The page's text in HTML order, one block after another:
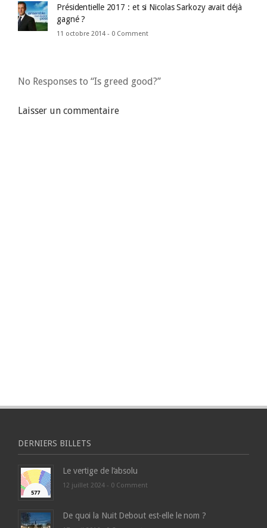
Présidentielle 2017 : et si Nicolas Sarkozy avait déjà
gagné ?
11 octobre 2014 - 0 Comment
No Responses to “Is greed good?”
Laisser un commentaire
DERNIERS BILLETS
Le vertige de l’absolu
12 juillet 2024 - 0 Comment
De quoi la Nuit Debout est-elle le nom ?